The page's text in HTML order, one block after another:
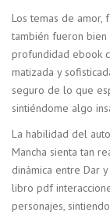
Los temas de
también fueron bien
profundidad ebook
matizada y
seguro de lo que
sintiéndome algo
La habilidad del
Mancha sienta tan
dinámica entre Dar
libro pdf
personajes,